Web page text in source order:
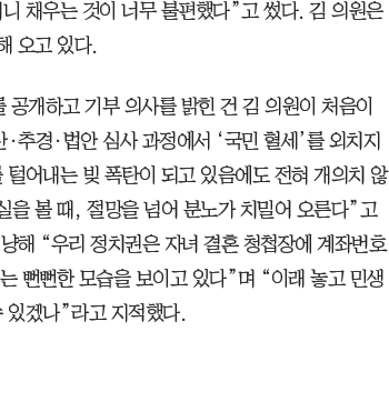
채우는 것이 너무 불편했다”고 썼다. 김 의원은
오고 있다.
개하고 기부 의사를 밝힌 건 김 의원이 처음이
추경·법안 심사 과정에서 ‘국민 혈세’를 외치지
어내는 빚 폭탄이 되고 있음에도 전혀 개의치 않
을 볼 때, 절망을 넘어 분노가 치밀어 오른다”고
해 “우리 정치권은 자녀 결혼 청첩장에 계좌번호
뻔뻔한 모습을 보이고 있다”며 “이래 놓고 민생
있겠나”라고 지적했다.